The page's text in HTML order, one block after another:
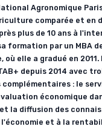
Agronomique
comparée et en
plus de 10 ans à
formation par un MBA
où elle a gradué en
depuis 2014 avec
: le
économique
la diffusion des
et à la